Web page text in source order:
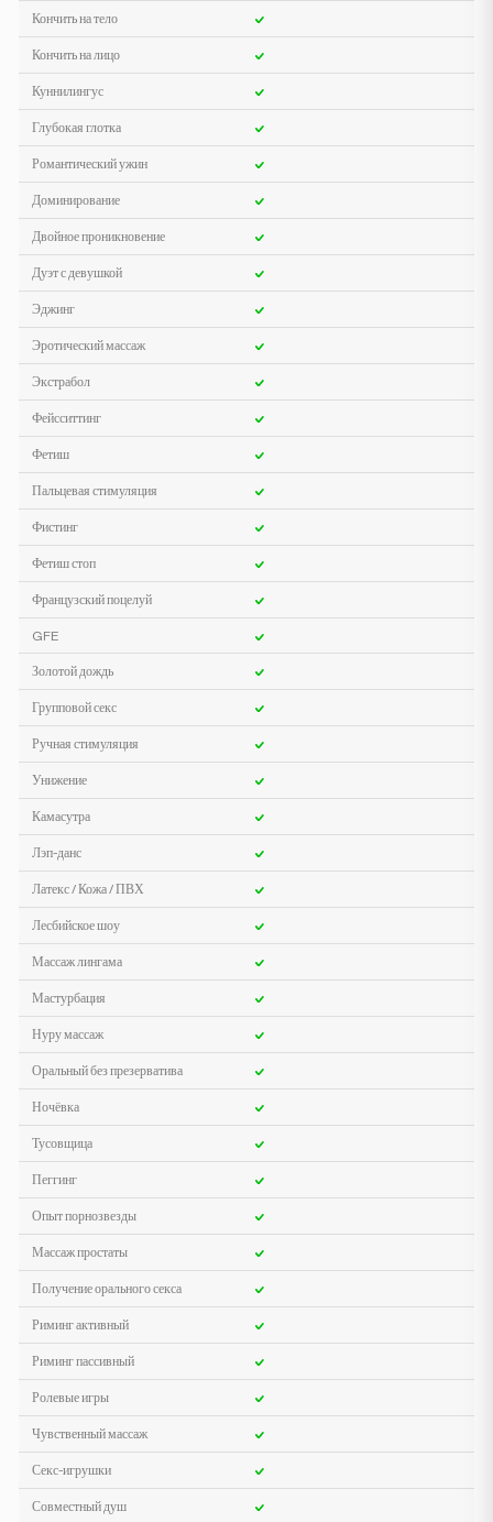
Кончить на тело
Кончить на лицо
Куннилингус
Глубокая глотка
Романтический ужин
Доминирование
Двойное проникновение
Дуэт с девушкой
Эджинг
Эротический массаж
Экстрабол
Фейсситтинг
Фетиш
Пальцевая стимуляция
Фистинг
Фетиш стоп
Французский поцелуй
GFE
Золотой дождь
Групповой секс
Ручная стимуляция
Унижение
Камасутра
Лэп-данс
Латекс / Кожа / ПВХ
Лесбийское шоу
Массаж лингама
Мастурбация
Нуру массаж
Оральный без презерватива
Ночёвка
Тусовщица
Пеггинг
Опыт порнозвезды
Массаж простаты
Получение орального секса
Риминг активный
Риминг пассивный
Ролевые игры
Чувственный массаж
Секс-игрушки
Совместный душ